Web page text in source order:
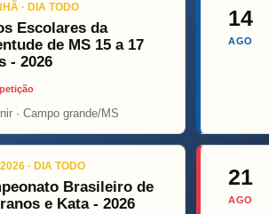
· DIA TODO
Escolares da
de MS 15 a 17
- 2026
· Campo grande/MS
14
AGO
· DIA TODO
Brasileiro de
e Kata - 2026
21
AGO
Top Fight